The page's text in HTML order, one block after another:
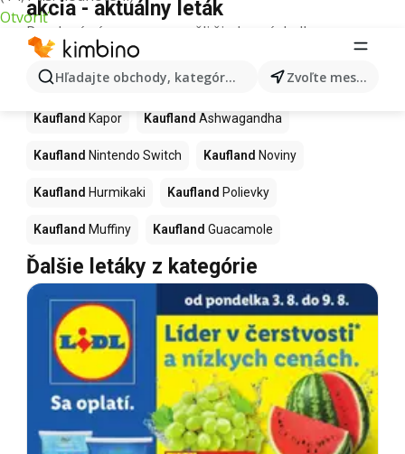
Otvoriť
Hľadajte obchody, kategórie, produkty... Zvoľte mesto
akcia - aktuálny leták
Pre daný výraz sme nenašli žiadne výsledky.
Ďalšie produkty v obchodoch
Kaufland
Kaufland Kapor Kaufland Ashwagandha
Kaufland Nintendo Switch Kaufland Noviny
Kaufland Hurmikaki Kaufland Polievky
Kaufland Muffiny Kaufland Guacamole
Ďalšie letáky z kategórie